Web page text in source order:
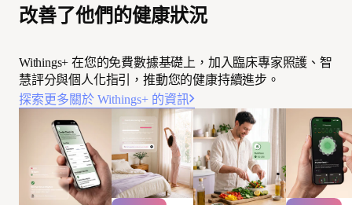
改善了他們的健康狀況
Withings+ 在您的免費數據基礎上，加入臨床專家照護、智
慧評分與個人化指引，推動您的健康持續進步。
探索更多關於 Withings+ 的資訊